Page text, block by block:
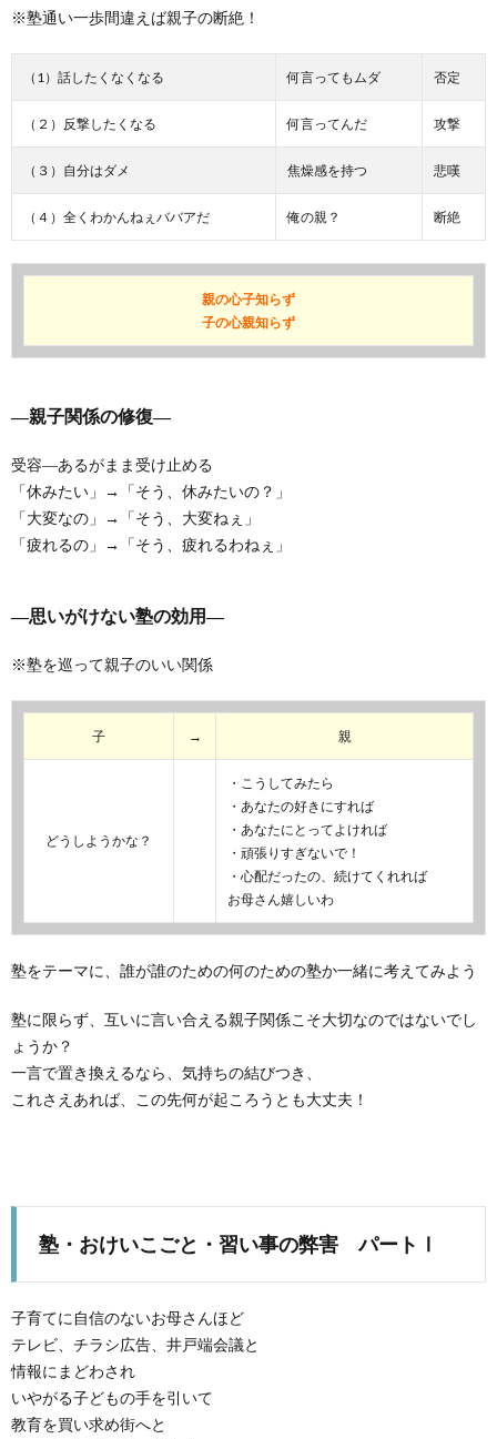
※塾通い一歩間違えば親子の断絶！
（1）話したくなくなる 何言ってもムダ 否定
（２）反撃したくなる 何言ってんだ 攻撃
（３）自分はダメ 焦燥感を持つ 悲嘆
（４）全くわかんねぇババアだ 俺の親？ 断絶
親の心子知らず
子の心親知らず
―親子関係の修復―
受容―あるがまま受け止める
「休みたい」→「そう、休みたいの？」
「大変なの」→「そう、大変ねぇ」
「疲れるの」→「そう、疲れるわねぇ」
―思いがけない塾の効用―
※塾を巡って親子のいい関係
子 → 親
どうしようかな？
・こうしてみたら
・あなたの好きにすれば
・あなたにとってよければ
・頑張りすぎないで！
・心配だったの、続けてくれれば
お母さん嬉しいわ
塾をテーマに、誰が誰のための何のための塾か一緒に考えてみよう
塾に限らず、互いに言い合える親子関係こそ大切なのではないでし
ょうか？
一言で置き換えるなら、気持ちの結びつき、
これさえあれば、この先何が起ころうとも大丈夫！
塾・おけいこごと・習い事の弊害 パートⅠ
子育てに自信のないお母さんほど
テレビ、チラシ広告、井戸端会議と
情報にまどわされ
いやがる子どもの手を引いて
教育を買い求め街へと